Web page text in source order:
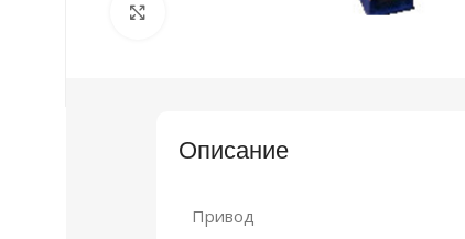
Нажмите, чтобы увеличить
Описание
Привод